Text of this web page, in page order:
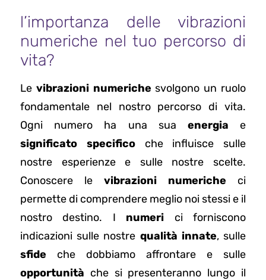
l’importanza delle vibrazioni
numeriche nel tuo percorso di
vita?
Le vibrazioni numeriche svolgono un ruolo
fondamentale nel nostro percorso di vita.
Ogni numero ha una sua energia e
significato specificoche influisce sulle
nostre esperienze e sulle nostre scelte.
Conoscere le vibrazioni numeriche ci
permette di comprendere meglio noi stessi e il
nostro destino. I numeri ci forniscono
indicazioni sulle nostre qualità innate, sulle
sfide che dobbiamo affrontare e sulle
opportunità che si presenteranno lungo il